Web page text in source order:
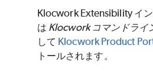
Klocwork Extensibility イ
は Klocwork コマンドライ
して Klocwork Product
トールされます。